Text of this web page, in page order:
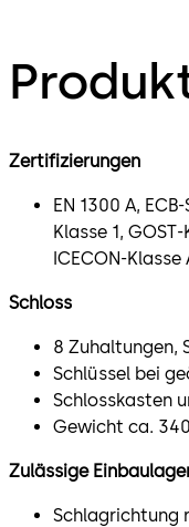
Zertifizierungen
EN 1300 A,
Klasse 1,
ICECON-Klasse
Schloss
8 Zuhaltungen,
Schlüssel bei
Schlosskasten
Gewicht ca.
Zulässige
Schlagrichtung